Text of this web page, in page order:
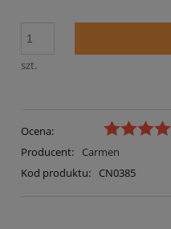
szt.
Ocena:
Producent:
Carmen
Kod produktu:
CN0385